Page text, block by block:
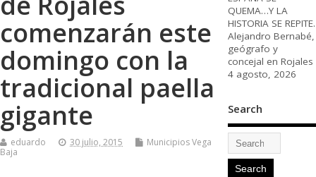
comenzarán este
domingo con la
tradicional paella
gigante
eduardo 30 julio, 2015
Municipios Vega
Baja
QUEMA…Y LA
HISTORIA SE REPITE.
Alejandro Bernabé,
geógrafo y
concejal en Rojales
4 agosto, 2026
Search